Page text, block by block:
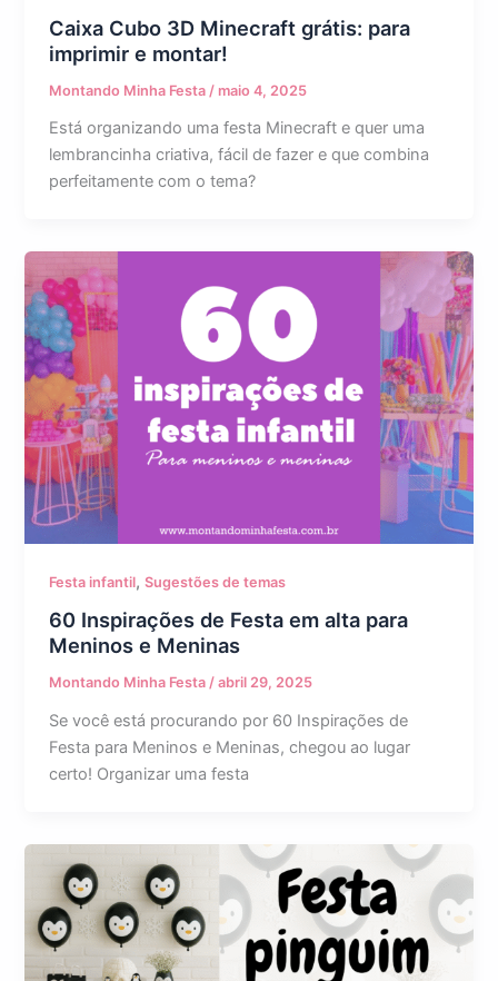
Caixa Cubo 3D Minecraft grátis: para
imprimir e montar!
Montando Minha Festa / maio 4, 2025
Está organizando uma festa Minecraft e quer uma
lembrancinha criativa, fácil de fazer e que combina
perfeitamente com o tema?
Festa infantil,Sugestões de temas
60 Inspirações de Festa em alta para
Meninos e Meninas
Montando Minha Festa/abril 29, 2025
Se você está procurando por 60 Inspirações de
Festa para Meninos e Meninas, chegou ao lugar
certo! Organizar uma festa